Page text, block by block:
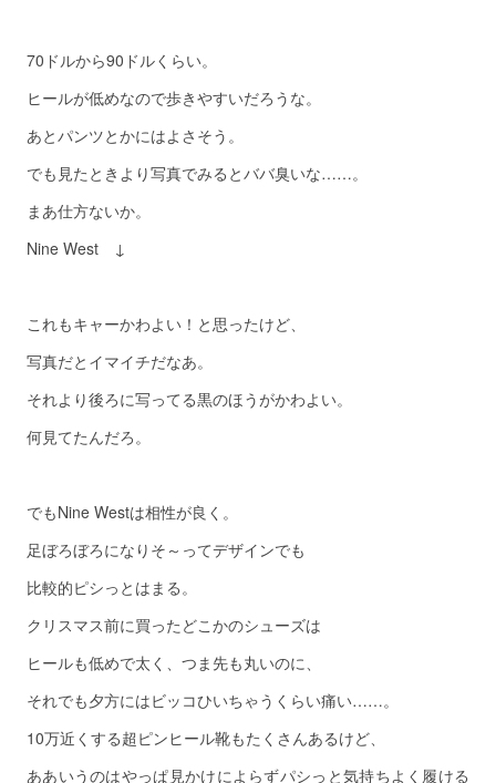
70ドルから90ドルくらい。
ヒールが低めなので歩きやすいだろうな。
あとパンツとかにはよさそう。
でも見たときより写真でみるとババ臭いな……。
まあ仕方ないか。
Nine West ↓
これもキャーかわよい！と思ったけど、
写真だとイマイチだなあ。
それより後ろに写ってる黒のほうがかわよい。
何見てたんだろ。
でもNine Westは相性が良く。
足ぼろぼろになりそ～ってデザインでも
比較的ピシっとはまる。
クリスマス前に買ったどこかのシューズは
ヒールも低めで太く、つま先も丸いのに、
それでも夕方にはビッコひいちゃうくらい痛い……。
10万近くする超ピンヒール靴もたくさんあるけど、
ああいうのはやっぱ見かけによらずパシっと気持ちよく履ける